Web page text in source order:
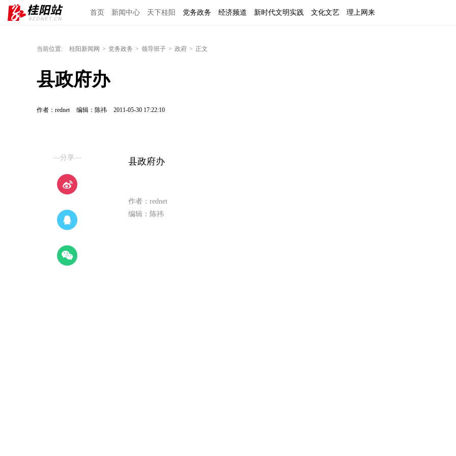
首页 新闻中心 天下桂阳 党务政务 经济频道 新时代文明实践 文化文艺 理上网来
当前位置: 桂阳新闻网 > 党务政务 > 领导班子 > 政府 > 正文
县政府办
作者：rednet 编辑：陈祎 2011-05-30 17:22:10
—分享— 县政府办
作者：rednet
编辑：陈祎